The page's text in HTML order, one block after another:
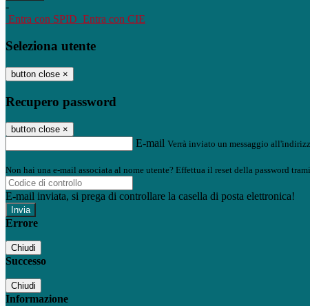
-
Entra con SPID Entra con CIE
Seleziona utente
button close ×
Recupero password
button close ×
E-mail Verrà inviato un messaggio
Non hai una e-mail associata al nome utente? Effettua il reset della password
E-mail inviata, si prega di controllare la casella di posta elettronica!
Errore
Chiudi
Successo
Chiudi
Informazione